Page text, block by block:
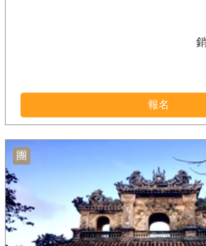
報名
團